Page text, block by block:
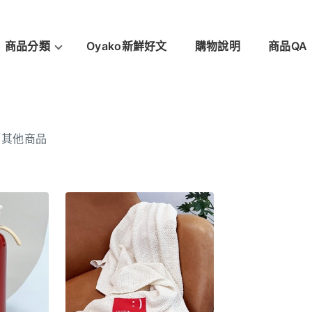
商品分類 Oyako新鮮好文 購物說明 商品QA
其他商品